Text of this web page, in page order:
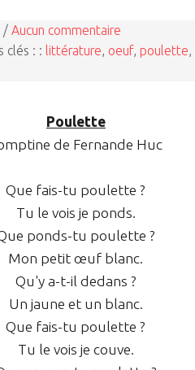
/ Aucun commentaire
clés : : littérature, oeuf, poulette,
Poulette
de Fernande Huc
Que fais-tu poulette ?
Tu le vois je ponds.
ponds-tu poulette ?
Mon petit œuf blanc.
Qu'y a-t-il dedans ?
Un jaune et un blanc.
Que fais-tu poulette ?
Tu le vois je couve.